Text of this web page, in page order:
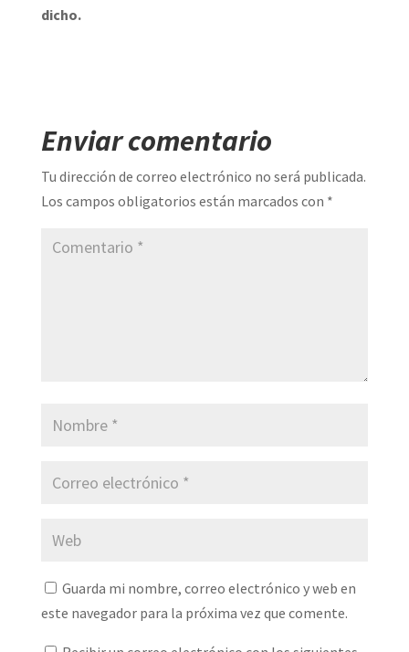
dicho.
Enviar comentario
Tu dirección de correo electrónico no será publicada.
Los campos obligatorios están marcados con *
Guarda mi nombre, correo electrónico y web en
este navegador para la próxima vez que comente.